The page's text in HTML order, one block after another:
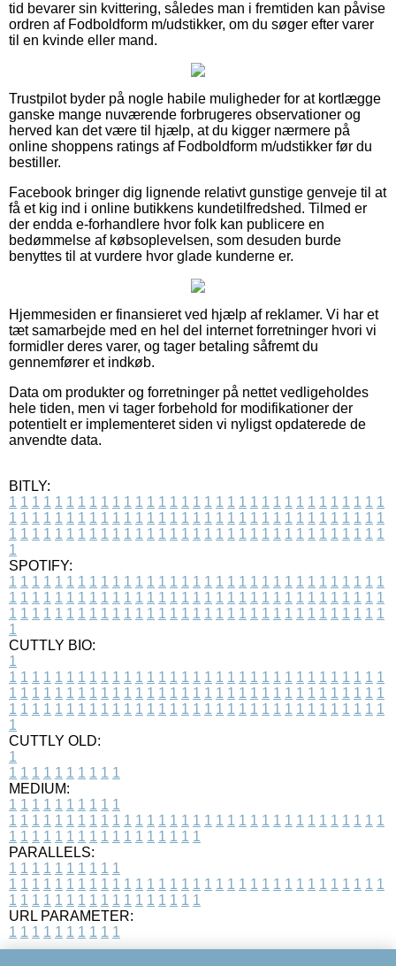
tid bevarer sin kvittering, således man i fremtiden kan påvise
ordren af Fodboldform m/udstikker, om du søger efter varer
til en kvinde eller mand.
Trustpilot byder på nogle habile muligheder for at kortlægge
ganske mange nuværende forbrugeres observationer og
herved kan det være til hjælp, at du kigger nærmere på
online shoppens ratings af Fodboldform m/udstikker før du
bestiller.
Facebook bringer dig lignende relativt gunstige genveje til at
få et kig ind i online butikkens kundetilfredshed. Tilmed er
der endda e-forhandlere hvor folk kan publicere en
bedømmelse af købsoplevelsen, som desuden burde
benyttes til at vurdere hvor glade kunderne er.
Hjemmesiden er finansieret ved hjælp af reklamer. Vi har et
tæt samarbejde med en hel del internet forretninger hvori vi
formidler deres varer, og tager betaling såfremt du
gennemfører et indkøb.
Data om produkter og forretninger på nettet vedligeholdes
hele tiden, men vi tager forbehold for modifikationer der
potentielt er implementeret siden vi nyligst opdaterede de
anvendte data.
BITLY:
1 1 1 1 1 1 1 1 1 1 1 1 1 1 1 1 1 1 1 1 1 1 1 1 1 1 1 1 1 1 1 1 1
1 1 1 1 1 1 1 1 1 1 1 1 1 1 1 1 1 1 1 1 1 1 1 1 1 1 1 1 1 1 1 1 1
1 1 1 1 1 1 1 1 1 1 1 1 1 1 1 1 1 1 1 1 1 1 1 1 1 1 1 1 1 1 1 1 1
1
SPOTIFY:
1 1 1 1 1 1 1 1 1 1 1 1 1 1 1 1 1 1 1 1 1 1 1 1 1 1 1 1 1 1 1 1 1
1 1 1 1 1 1 1 1 1 1 1 1 1 1 1 1 1 1 1 1 1 1 1 1 1 1 1 1 1 1 1 1 1
1 1 1 1 1 1 1 1 1 1 1 1 1 1 1 1 1 1 1 1 1 1 1 1 1 1 1 1 1 1 1 1 1
1
CUTTLY BIO:
1
1 1 1 1 1 1 1 1 1 1 1 1 1 1 1 1 1 1 1 1 1 1 1 1 1 1 1 1 1 1 1 1 1
1 1 1 1 1 1 1 1 1 1 1 1 1 1 1 1 1 1 1 1 1 1 1 1 1 1 1 1 1 1 1 1 1
1 1 1 1 1 1 1 1 1 1 1 1 1 1 1 1 1 1 1 1 1 1 1 1 1 1 1 1 1 1 1 1 1
1
CUTTLY OLD:
1
1 1 1 1 1 1 1 1 1 1
MEDIUM:
1 1 1 1 1 1 1 1 1 1
1 1 1 1 1 1 1 1 1 1 1 1 1 1 1 1 1 1 1 1 1 1 1 1 1 1 1 1 1 1 1 1 1
1 1 1 1 1 1 1 1 1 1 1 1 1 1 1 1 1
PARALLELS:
1 1 1 1 1 1 1 1 1 1
1 1 1 1 1 1 1 1 1 1 1 1 1 1 1 1 1 1 1 1 1 1 1 1 1 1 1 1 1 1 1 1 1
1 1 1 1 1 1 1 1 1 1 1 1 1 1 1 1 1
URL PARAMETER:
1 1 1 1 1 1 1 1 1 1